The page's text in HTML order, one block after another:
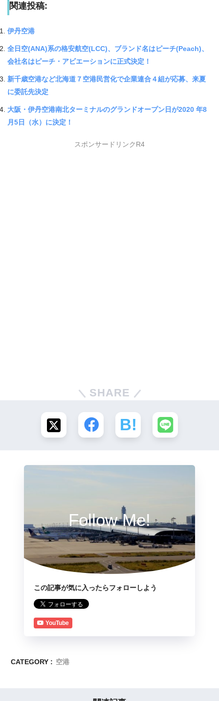
関連投稿:
伊丹空港
全日空(ANA)系の格安航空(LCC)、ブランド名はピーチ(Peach)、
会社名はピーチ・アビエーションに正式決定！
新千歳空港など北海道７空港民営化で企業連合４組が応募、来夏
に委託先決定
大阪・伊丹空港南北ターミナルのグランドオープン日が2020 年8
月5日（水）に決定！
スポンサードリンクR4
SHARE
Follow Me!
この記事が気に入ったらフォローしよう
YouTube
CATEGORY : 空港